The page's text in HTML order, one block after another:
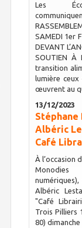
Les
SAMEDI 1er
DEVANT
SOUTIEN À
transition
lumière
œuvrent au
13/12/2023
Stéphane
Albéric
Café
À l’occasion
Albéric
"Café
Trois Pilliers
80)